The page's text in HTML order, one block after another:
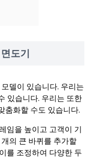
도기
델이 있습니다. 우리는
있습니다. 우리는 또한
춤화할 수도 있습니다.
임을 높이고 고객이 기
의 큰 바퀴를 추가할
를 조정하여 다양한 두